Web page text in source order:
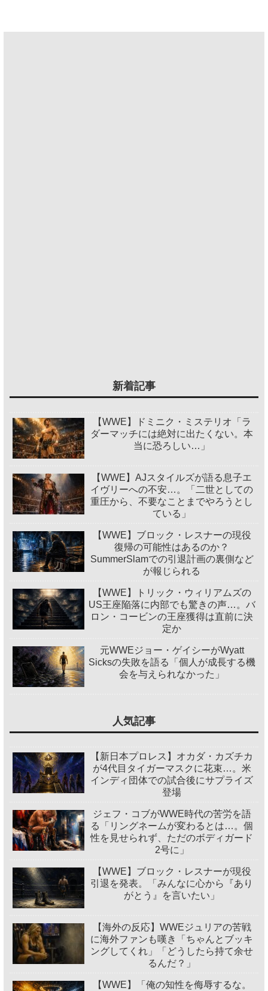
新着記事
【WWE】ドミニク・ミステリオ「ラ
ダーマッチには絶対に出たくない。本
当に恐ろしい…」
【WWE】AJスタイルズが語る息子エ
イヴリーへの不安…。「二世としての
重圧から、不要なことまでやろうとし
ている」
【WWE】ブロック・レスナーの現役
復帰の可能性はあるのか？
SummerSlamでの引退計画の裏側など
が報じられる
【WWE】トリック・ウィリアムズの
US王座陥落に内部でも驚きの声…。バ
ロン・コービンの王座獲得は直前に決
定か
元WWEジョー・ゲイシーがWyatt
Sicksの失敗を語る「個人が成長する機
会を与えられなかった」
人気記事
【新日本プロレス】オカダ・カズチカ
が4代目タイガーマスクに花束…。米
インディ団体での試合後にサプライズ
登場
ジェフ・コブがWWE時代の苦労を語
る「リングネームが変わるとは…。個
性を見せられず、ただのボディガード
2号に」
【WWE】ブロック・レスナーが現役
引退を発表。「みんなに心から『あり
がとう』を言いたい」
【海外の反応】WWEジュリアの苦戦
に海外ファンも嘆き「ちゃんとブッキ
ングしてくれ」「どうしたら持て余せ
るんだ？」
【WWE】「俺の知性を侮辱するな。